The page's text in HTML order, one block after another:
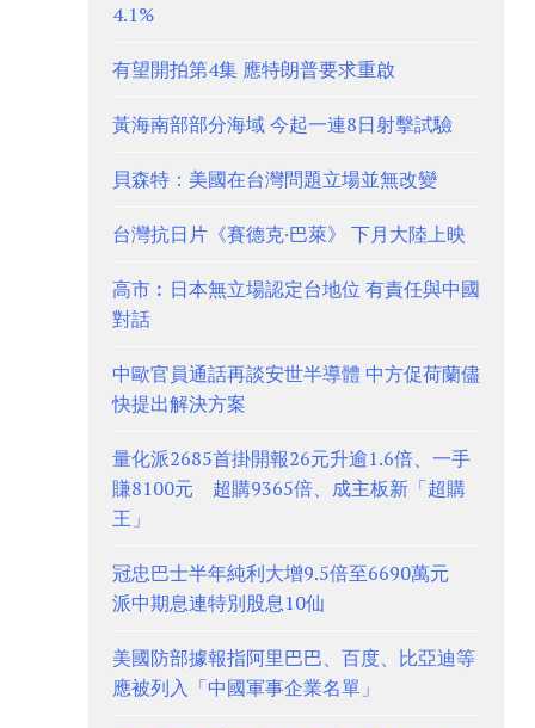
4.1%
有望開拍第4集 應特朗普要求重啟
黃海南部部分海域 今起一連8日射擊試驗
貝森特：美國在台灣問題立場並無改變
台灣抗日片《賽德克·巴萊》 下月大陸上映
高市︰日本無立場認定台地位 有責任與中國
對話
中歐官員通話再談安世半導體 中方促荷蘭儘
快提出解決方案
量化派2685首掛開報26元升逾1.6倍、一手
賺8100元 超購9365倍、成主板新「超購
王」
冠忠巴士半年純利大增9.5倍至6690萬元
派中期息連特別股息10仙
美國防部據報指阿里巴巴、百度、比亞迪等
應被列入「中國軍事企業名單」